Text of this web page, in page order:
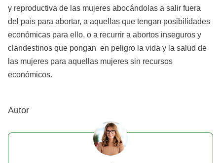
y reproductiva de las mujeres abocándolas a salir fuera
del país para abortar, a aquellas que tengan posibilidades
económicas para ello, o a recurrir a abortos inseguros y
clandestinos que pongan en peligro la vida y la salud de
las mujeres para aquellas mujeres sin recursos
económicos.
Autor